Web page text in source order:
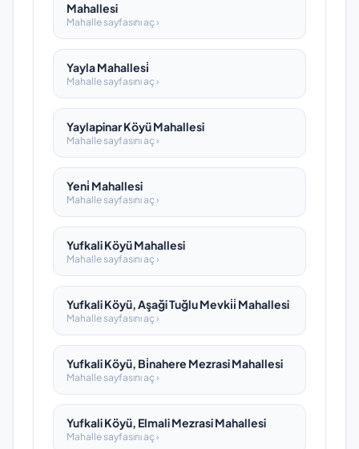
Mahallesi
Mahalle sayfasını aç ›
Yayla Mahallesi̇
Mahalle sayfasını aç ›
Yaylapinar Köyü Mahallesi
Mahalle sayfasını aç ›
Yeni̇ Mahallesi
Mahalle sayfasını aç ›
Yufkali Köyü Mahallesi
Mahalle sayfasını aç ›
Yufkali Köyü, Aşaği Tuğlu Mevki̇i̇ Mahallesi
Mahalle sayfasını aç ›
Yufkali Köyü, Bi̇nahere Mezrasi Mahallesi
Mahalle sayfasını aç ›
Yufkali Köyü, Elmali Mezrasi Mahallesi
Mahalle sayfasını aç ›